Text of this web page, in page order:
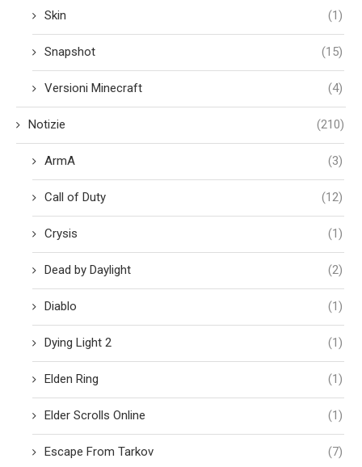
Skin (1)
Snapshot (15)
Versioni Minecraft (4)
Notizie (210)
ArmA (3)
Call of Duty (12)
Crysis (1)
Dead by Daylight (2)
Diablo (1)
Dying Light 2 (1)
Elden Ring (1)
Elder Scrolls Online (1)
Escape From Tarkov (7)